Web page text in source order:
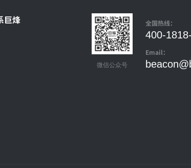
巨烽
微信公众号
全国热线：
400-
Email：